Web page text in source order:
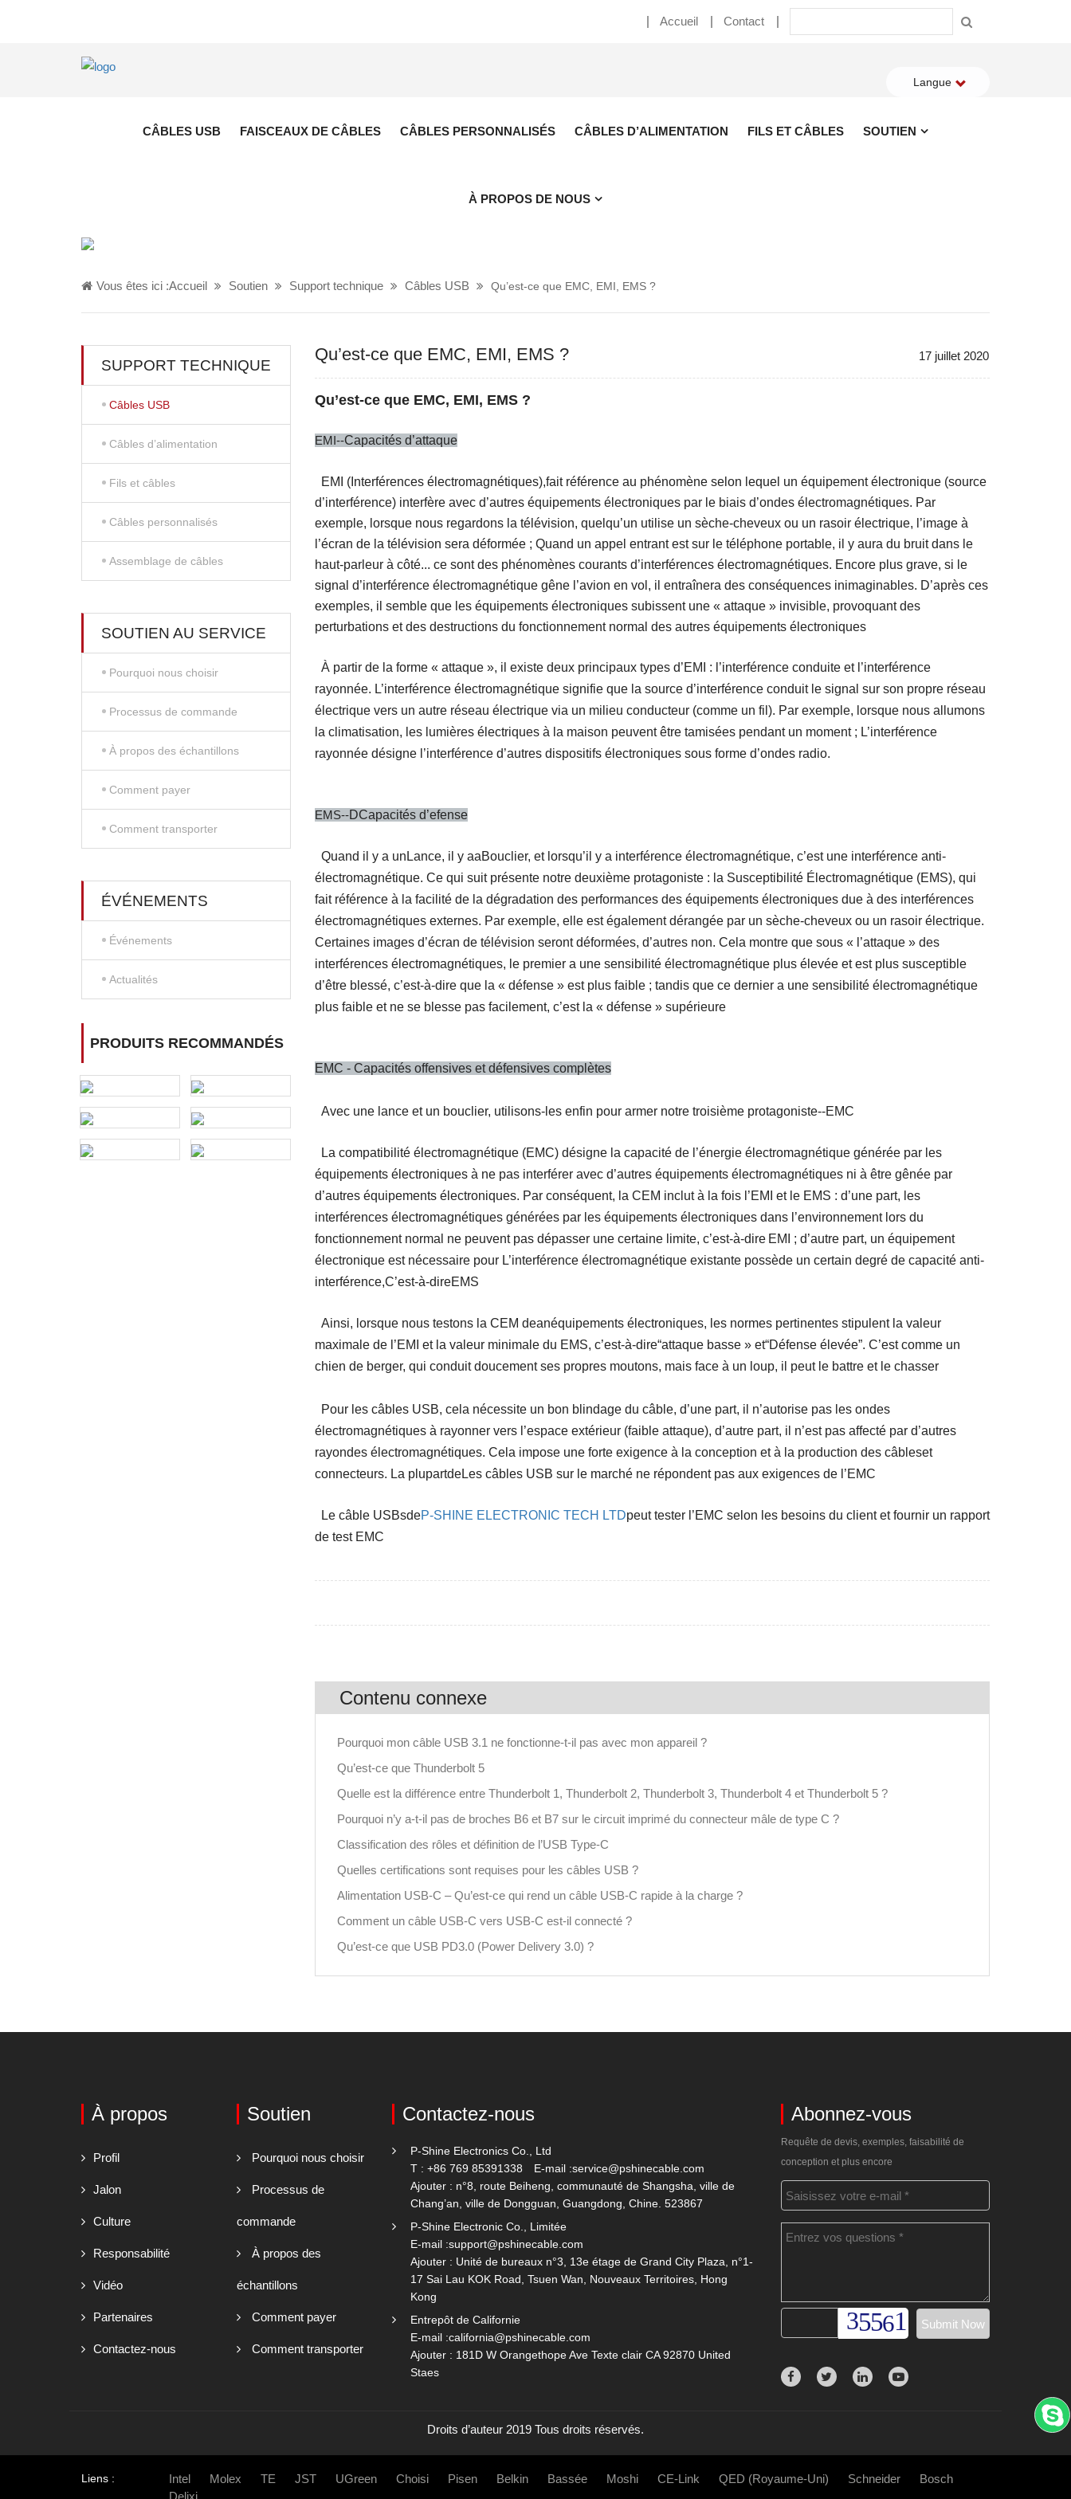
Accueil Contact
Langue
CÂBLES USB FAISCEAUX DE CÂBLES CÂBLES PERSONNALISÉS CÂBLES D’ALIMENTATION FILS ET CÂBLES SOUTIEN
À PROPOS DE NOUS
Vous êtes ici :Accueil Soutien Support technique Câbles USB Qu’est-ce que EMC, EMI, EMS ?
SUPPORT TECHNIQUE
Câbles USB
Câbles d’alimentation
Fils et câbles
Câbles personnalisés
Assemblage de câbles
SOUTIEN AU SERVICE
Pourquoi nous choisir
Processus de commande
À propos des échantillons
Comment payer
Comment transporter
ÉVÉNEMENTS
Événements
Actualités
PRODUITS RECOMMANDÉS
Qu’est-ce que EMC, EMI, EMS ? 17 juillet 2020
Qu’est-ce que EMC, EMI, EMS ?
EMI--Capacités d’attaque
EMI (Interférences électromagnétiques),fait référence au phénomène selon lequel un équipement électronique (source
d’interférence) interfère avec d’autres équipements électroniques par le biais d’ondes électromagnétiques. Par
exemple, lorsque nous regardons la télévision, quelqu’un utilise un sèche-cheveux ou un rasoir électrique, l’image à
l’écran de la télévision sera déformée ; Quand un appel entrant est sur le téléphone portable, il y aura du bruit dans le
haut-parleur à côté... ce sont des phénomènes courants d’interférences électromagnétiques. Encore plus grave, si le
signal d’interférence électromagnétique gêne l’avion en vol, il entraînera des conséquences inimaginables. D’après ces
exemples, il semble que les équipements électroniques subissent une « attaque » invisible, provoquant des
perturbations et des destructions du fonctionnement normal des autres équipements électroniques
À partir de la forme « attaque », il existe deux principaux types d’EMI : l’interférence conduite et l’interférence
rayonnée. L’interférence électromagnétique signifie que la source d’interférence conduit le signal sur son propre réseau
électrique vers un autre réseau électrique via un milieu conducteur (comme un fil). Par exemple, lorsque nous allumons
la climatisation, les lumières électriques à la maison peuvent être tamisées pendant un moment ; L’interférence
rayonnée désigne l’interférence d’autres dispositifs électroniques sous forme d’ondes radio.
EMS--DCapacités d’efense
Quand il y a un Lance, il y aaBouclier, et lorsqu’il y a interférence électromagnétique, c’est une interférence anti-
électromagnétique. Ce qui suit présente notre deuxième protagoniste : la Susceptibilité Électromagnétique (EMS), qui
fait référence à la facilité de la dégradation des performances des équipements électroniques due à des interférences
électromagnétiques externes. Par exemple, elle est également dérangée par un sèche-cheveux ou un rasoir électrique.
Certaines images d’écran de télévision seront déformées, d’autres non. Cela montre que sous « l’attaque » des
interférences électromagnétiques, le premier a une sensibilité électromagnétique plus élevée et est plus susceptible
d’être blessé, c’est-à-dire que la « défense » est plus faible ; tandis que ce dernier a une sensibilité électromagnétique
plus faible et ne se blesse pas facilement, c’est la « défense » supérieure
EMC - Capacités offensives et défensives complètes
Avec une lance et un bouclier, utilisons-les enfin pour armer notre troisième protagoniste--EMC
La compatibilité électromagnétique (EMC) désigne la capacité de l’énergie électromagnétique générée par les
équipements électroniques à ne pas interférer avec d’autres équipements électromagnétiques ni à être gênée par
d’autres équipements électroniques. Par conséquent, la CEM inclut à la fois l’EMI et le EMS : d’une part, les
interférences électromagnétiques générées par les équipements électroniques dans l’environnement lors du
fonctionnement normal ne peuvent pas dépasser une certaine limite, c’est-à-dire EMI ; d’autre part, un équipement
électronique est nécessaire pour L’interférence électromagnétique existante possède un certain degré de capacité anti-
interférence,C’est-à-direEMS
Ainsi, lorsque nous testons la CEM deanéquipements électroniques, les normes pertinentes stipulent la valeur
maximale de l’EMI et la valeur minimale du EMS, c’est-à-dire“attaque basse » et“Défense élevée”. C’est comme un
chien de berger, qui conduit doucement ses propres moutons, mais face à un loup, il peut le battre et le chasser
Pour les câbles USB, cela nécessite un bon blindage du câble, d’une part, il n’autorise pas les ondes
électromagnétiques à rayonner vers l’espace extérieur (faible attaque), d’autre part, il n’est pas affecté par d’autres
rayondes électromagnétiques. Cela impose une forte exigence à la conception et à la production des câbleset
connecteurs. La plupartdeLes câbles USB sur le marché ne répondent pas aux exigences de l’EMC
Le câble USBsdeP-SHINE ELECTRONIC TECH LTDpeut tester l’EMC selon les besoins du client et fournir un rapport
de test EMC
Contenu connexe
Pourquoi mon câble USB 3.1 ne fonctionne-t-il pas avec mon appareil ?
Qu’est-ce que Thunderbolt 5
Quelle est la différence entre Thunderbolt 1, Thunderbolt 2, Thunderbolt 3, Thunderbolt 4 et Thunderbolt 5 ?
Pourquoi n’y a-t-il pas de broches B6 et B7 sur le circuit imprimé du connecteur mâle de type C ?
Classification des rôles et définition de l’USB Type-C
Quelles certifications sont requises pour les câbles USB ?
Alimentation USB-C – Qu’est-ce qui rend un câble USB-C rapide à la charge ?
Comment un câble USB-C vers USB-C est-il connecté ?
Qu’est-ce que USB PD3.0 (Power Delivery 3.0) ?
À propos
Profil
Jalon
Culture
Responsabilité
Vidéo
Partenaires
Contactez-nous
Soutien
Pourquoi nous choisir
Processus de
commande
À propos des
échantillons
Comment payer
Comment transporter
Contactez-nous
P-Shine Electronics Co., Ltd
T : +86 769 85391338
E-mail :service@pshinecable.com
Ajouter : n°8, route Beiheng, communauté de Shangsha, ville de
Chang’an, ville de Dongguan, Guangdong, Chine. 523867
P-Shine Electronic Co., Limitée
E-mail :support@pshinecable.com
Ajouter : Unité de bureaux n°3, 13e étage de Grand City Plaza, n°1-
17 Sai Lau KOK Road, Tsuen Wan, Nouveaux Territoires, Hong
Kong
Entrepôt de Californie
E-mail :california@pshinecable.com
Ajouter : 181D W Orangethope Ave Texte clair CA 92870 United
Staes
Abonnez-vous
Requête de devis, exemples, faisabilité de
conception et plus encore
Droits d’auteur 2019 Tous droits réservés.
Liens : Intel Molex TE JST UGreen Choisi Pisen Belkin Bassée Moshi CE-Link QED (Royaume-Uni) Schneider
Bosch
Delixi